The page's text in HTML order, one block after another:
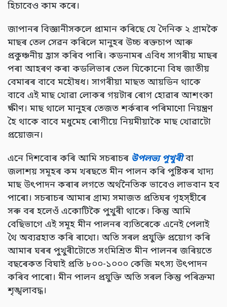
হিচাবেও কাম কৰে।
জাপানৰ বিজ্ঞানীসকলে প্ৰামান কৰিছে যে দৈনিক ২ গ্ৰামকৈ
মাছৰ তেল সেৱন কৰিলে মানুহৰ উচ্চ ৰক্তচাপ আৰু
প্ৰকুঞ্চনীয় হ্ৰাস কৰিব পাৰি। কডনামৰ এবিধ সাগৰীয় মাছৰ
পৰা আহৰণ কৰা কডলিভাৰ তেল যিকোনো বিষ জাতীয়
বেমাৰৰ বাবে মহৌষধ। সাগৰীয়া মাছত আয়ডিন থাকে
বাবে এই মাছ খোৱা লোকৰ গয়টাৰ ৰোগ হোৱাৰ আশংকা
ক্ষীণ। মাছ থালে মানুহৰ তেজত শৰ্কৰাৰ পৰিমাণো নিয়ন্ত্ৰণ
হৈ থাকে বাবে মধুমেহ ৰোগীয়ে নিয়মীয়াকৈ মাছ খোৱাটো
প্রয়োজন।
এনে দিশবোৰ কৰি আমি সচৰাচৰ উপলভ্য পুখুৰীবা
জলাশয় সমূহৰ কম খৰছতে মীন পালন কৰি পুষ্টিকৰ খাদ্য
মাছ উৎপাদন কৰাৰ লগতে অর্থনৈতিক ভাবেও লাভবান হব
পাৰো। সচৰাচৰ আমাৰ গ্ৰাম্য সমাজত প্ৰতিঘৰ গৃহস্হীৰে
সৰু বৰ হলেওঁ একোটিকৈ পুখুৰী থাকে। কিন্তু আমি
বেছিভাগে এই সমূহ মীন পালনৰ ব্যতিৰেকে এনেই পেলাই
থৈ অব্যৱহাত কৰি ৰাখো। অতি সৰল প্ৰযুক্তি প্ৰয়োগ কৰি
আমাৰ ঘৰৰ পুখুৰীটোতে সংমিশ্ৰিত মীন পালনৰ জৰিয়তে
বছৰেকত বিঘাই প্ৰতি ৮০০-১০০০ কেজি মৎস্য উৎপাদন
কৰিব পাৰো। মীন পালন প্ৰযুক্তি অতি সৰল কিন্তু পৰিক্ৰমা
শৃঙ্খলাবদ্ধ।